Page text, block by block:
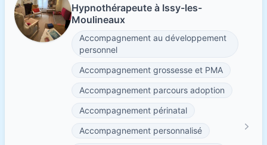
Hypnothérapeute à Issy-les-
Moulineaux
Accompagnement au développement
personnel
Accompagnement grossesse et PMA
Accompagnement parcours adoption
Accompagnement périnatal
Accompagnement personnalisé